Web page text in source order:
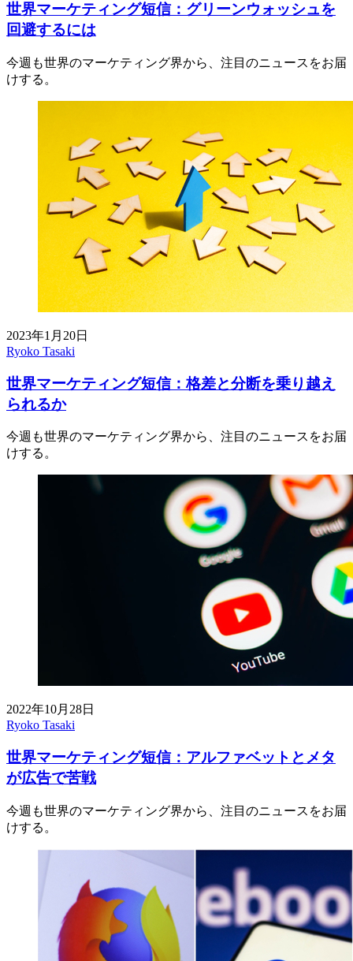
世界マーケティング短信：グリーンウォッシュを
回避するには
今週も世界のマーケティング界から、注目のニュースをお届
けする。
2023年1月20日
Ryoko Tasaki
世界マーケティング短信：格差と分断を乗り越え
られるか
今週も世界のマーケティング界から、注目のニュースをお届
けする。
2022年10月28日
Ryoko Tasaki
世界マーケティング短信：アルファベットとメタ
が広告で苦戦
今週も世界のマーケティング界から、注目のニュースをお届
けする。